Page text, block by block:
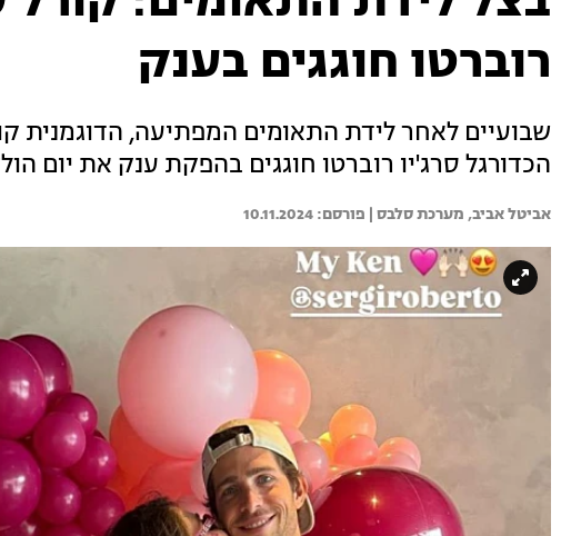
רוברטו חוגגים בענק
שבועיים לאחר לידת התאומים המפתיעה, הדוגמנית
הכדורגל סרג'יו רוברטו חוגגים בהפקת ענק את יום
אביטל אביב, מערכת סלבס | 10.11.2024